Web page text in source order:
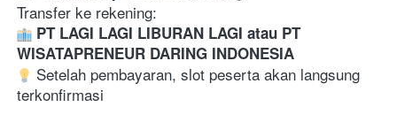
Transfer ke rekening:
PT LAGI LAGI LIBURAN LAGI atau PT
WISATAPRENEUR DARING INDONESIA
Setelah pembayaran, slot peserta akan langsung
terkonfirmasi